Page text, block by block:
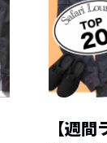
【週